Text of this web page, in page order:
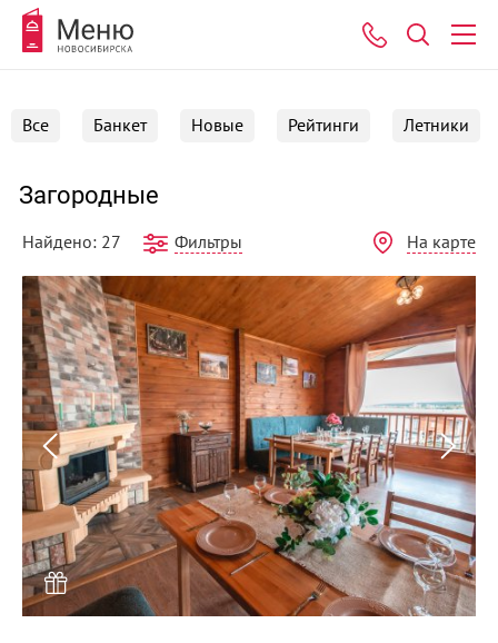
Все Банкет Новые Рейтинги Летники
Загородные
Найдено: 27 Фильтры На карте